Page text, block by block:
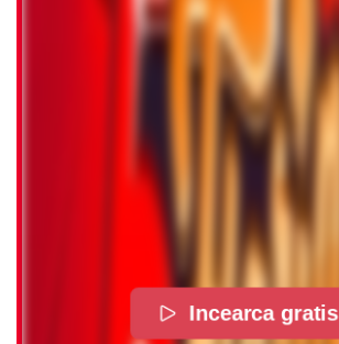
Incearca gratis